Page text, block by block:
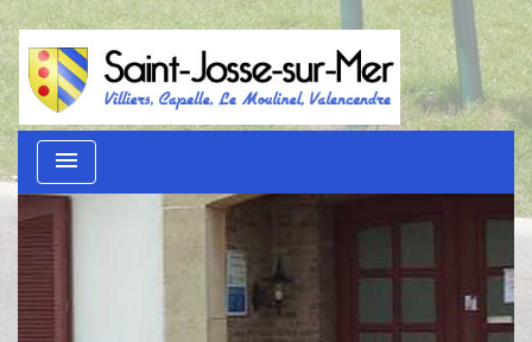
menu
Guide des démarches
administratives
AU QUOTIDIEN
GUIDE DES